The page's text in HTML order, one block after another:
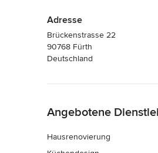
Adresse
Brückenstrasse 22
90768 Fürth
Deutschland
Angebotene
Hausrenovierung